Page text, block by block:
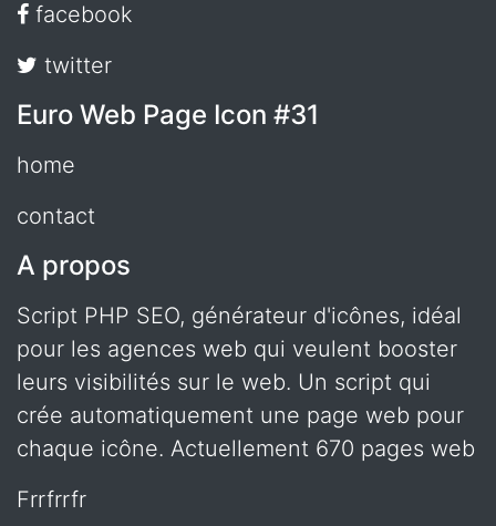
facebook
twitter
Euro Web Page Icon #31
home
contact
A propos
Script PHP SEO, générateur d'icônes, idéal
pour les agences web qui veulent booster
leurs visibilités sur le web. Un script qui
crée automatiquement une page web pour
chaque icône. Actuellement 670 pages web
frrfrrfr